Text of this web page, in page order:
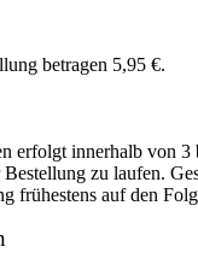
betragen 5,95 €.
erfolgt innerhalb von
zu laufen.
frühestens auf den